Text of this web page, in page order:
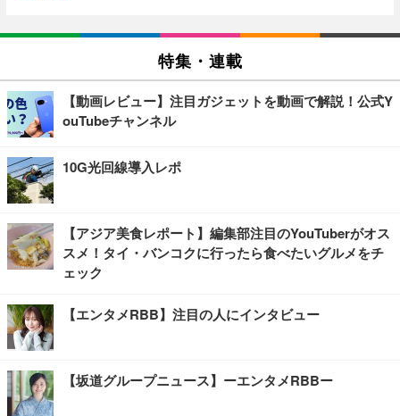
特集・連載
【動画レビュー】注目ガジェットを動画で解説！公式Y
ouTubeチャンネル
10G光回線導入レポ
【アジア美食レポート】編集部注目のYouTuberがオス
スメ！タイ・バンコクに行ったら食べたいグルメをチ
ェック
【エンタメRBB】注目の人にインタビュー
【坂道グループニュース】ーエンタメRBBー